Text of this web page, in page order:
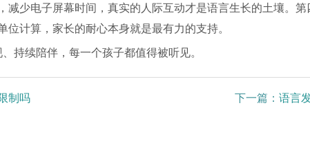
减少电子屏幕时间，真实的人际互动才是语言生长的土壤。第
计算，家长的耐心本身就是最有力的支持。
持续陪伴，每一个孩子都值得被听见。
制吗 下一篇： 语言